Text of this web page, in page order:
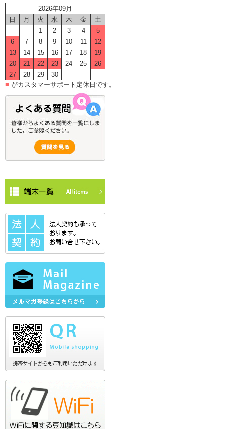
2026年09月
日
月 火 水 木 金
土
1
2 3 4
5
6
7 8 9 10 11
12
13
14 15 16 17 18
19
20
21 22 23 24 25
26
27
28 29
30
■ がカスタマーサポート定休日です。